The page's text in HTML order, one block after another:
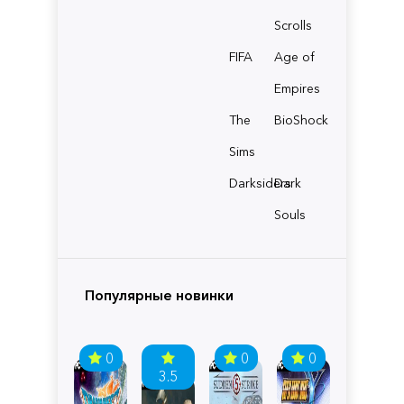
Scrolls
FIFA
Age of
Empires
The
Sims
BioShock
Darksiders
Dark
Souls
Популярные новинки
0
3.5
0 0